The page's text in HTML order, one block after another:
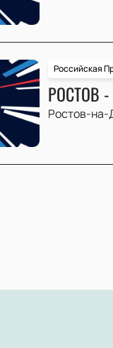
Российская
РОСТОВ
Ростов-на-